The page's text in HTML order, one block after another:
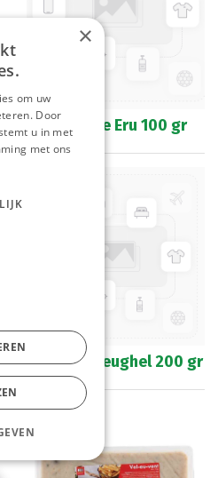
Goudkuipje Eru 100 gr
Chorizo Breughel 200 gr
×
om uw
Door
u in met
met ons